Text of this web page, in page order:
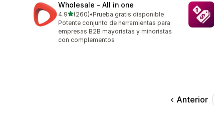
Wholesale ‑ All in one
4.9de 5 estrellas
(260)
260 reseñas en total
•Prueba gratis disponible
Potente conjunto de herramientas para
empresas B2B mayoristas y minoristas
con complementos
Anterior